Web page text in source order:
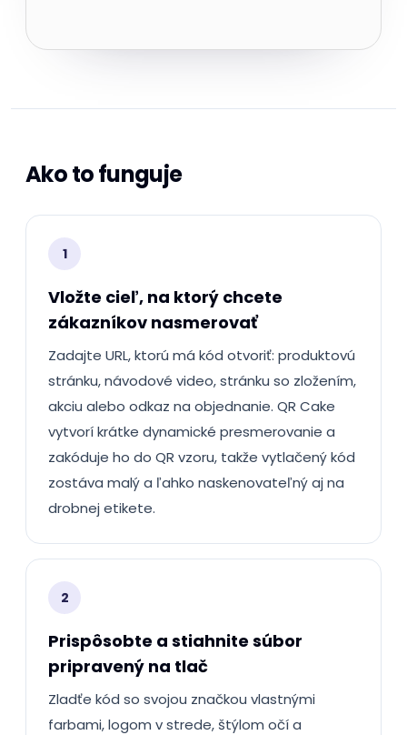
Ako to funguje
1
Vložte cieľ, na ktorý chcete
zákazníkov nasmerovať
Zadajte URL, ktorú má kód otvoriť: produktovú
stránku, návodové video, stránku so zložením,
akciu alebo odkaz na objednanie. QR Cake
vytvorí krátke dynamické presmerovanie a
zakóduje ho do QR vzoru, takže vytlačený kód
zostáva malý a ľahko naskenovateľný aj na
drobnej etikete.
2
Prispôsobte a stiahnite súbor
pripravený na tlač
Zladťe kód so svojou značkou vlastnými
farbami, logom v strede, štýlom očí a